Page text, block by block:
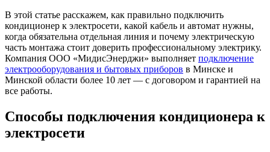
В этой статье расскажем, как правильно подключить
кондиционер к электросети, какой кабель и автомат нужны,
когда обязательна отдельная линия и почему электрическую
часть монтажа стоит доверить профессиональному электрику.
Компания ООО «МидисЭнерджи» выполняет подключение
электрооборудования и бытовых приборов в Минске и
Минской области более 10 лет — с договором и гарантией на
все работы.
Способы подключения кондиционера к
электросети